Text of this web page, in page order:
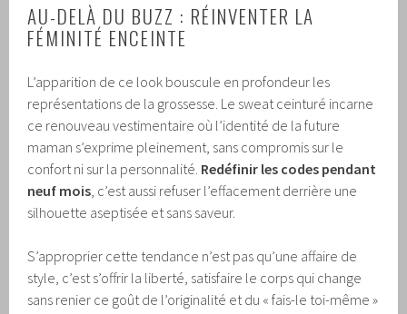
AU-DELÀ DU BUZZ : RÉINVENTER LA
FÉMINITÉ ENCEINTE
L’apparition de ce look bouscule en profondeur les
représentations de la grossesse. Le sweat ceinturé incarne
ce renouveau vestimentaire où l’identité de la future
maman s’exprime pleinement, sans compromis sur le
confort ni sur la personnalité. Redéfinir les codes pendant
neuf mois , c’est aussi refuser l’effacement derrière une
silhouette aseptisée et sans saveur.
S’approprier cette tendance n’est pas qu’une affaire de
style, c’est s’offrir la liberté, satisfaire le corps qui change
sans renier ce goût de l’originalité et du « fais-le toi-même »